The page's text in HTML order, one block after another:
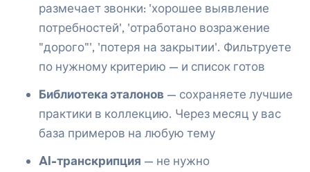
размечает звонки: 'хорошее выявление
потребностей', 'отработано возражение
"дорого"', 'потеря на закрытии'. Фильтруете
по нужному критерию — и список готов
Библиотека эталонов — сохраняете лучшие
практики в коллекцию. Через месяц у вас
база примеров на любую тему
AI-транскрипция — не нужно